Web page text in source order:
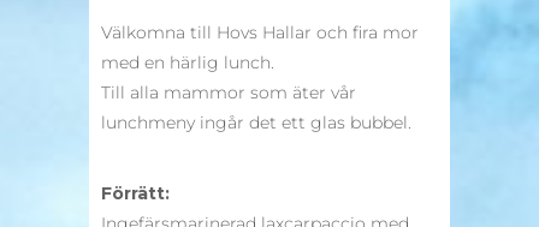
Välkomna till Hovs Hallar och fira mor
med en härlig lunch.
Till alla mammor som äter vår
lunchmeny ingår det ett glas bubbel.
Förrätt: